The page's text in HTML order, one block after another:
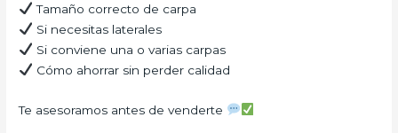
Tamaño correcto de carpa
Si necesitas laterales
Si conviene una o varias carpas
Cómo ahorrar sin perder calidad
Te asesoramos antes de venderte